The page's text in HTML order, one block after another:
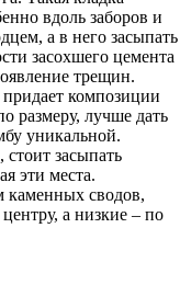
вдоль заборов и
а в него засыпать
засохшего цемента
трещин.
композиции
размеру, лучше дать
уникальной.
засыпать
эти места.
каменных сводов,
а низкие – по